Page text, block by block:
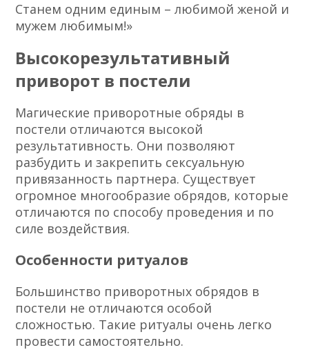
Станем одним единым – любимой женой и
мужем любимым!»
Высокорезультативный
приворот в постели
Магические приворотные обряды в
постели отличаются высокой
результативность. Они позволяют
разбудить и закрепить сексуальную
привязанность партнера. Существует
огромное многообразие обрядов, которые
отличаются по способу проведения и по
силе воздействия.
Особенности ритуалов
Большинство приворотных обрядов в
постели не отличаются особой
сложностью. Такие ритуалы очень легко
провести самостоятельно.